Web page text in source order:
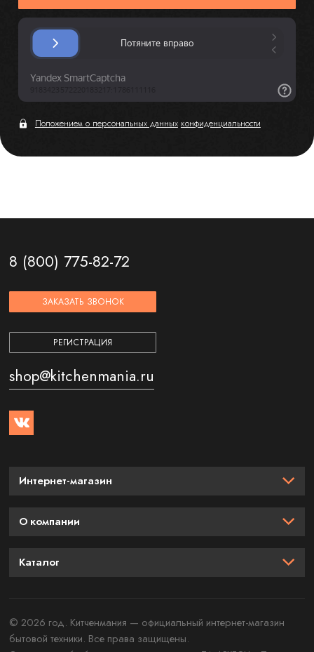
Положением о персональных данных конфиденциальности
8 (800) 775-82-72
ЗАКАЗАТЬ ЗВОНОК
РЕГИСТРАЦИЯ
shop@kitchenmania.ru
Интернет-магазин
О компании
Каталог
© 2026 год. Китченмания — официальный интернет-магазин
бытовой техники. Все права защищены.